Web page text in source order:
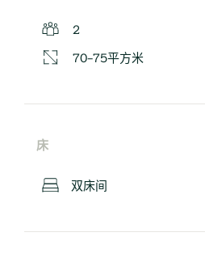
2
70-75平方米
床
双床间